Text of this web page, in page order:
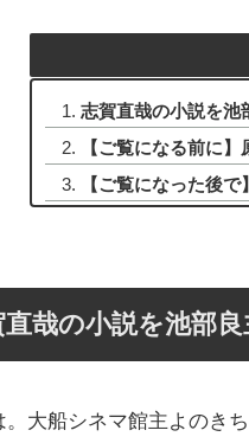
志賀直哉の小説を池
【ご覧になる前に
【ご覧になった後
直哉の小説を池部
。大船シネマ館主よのき